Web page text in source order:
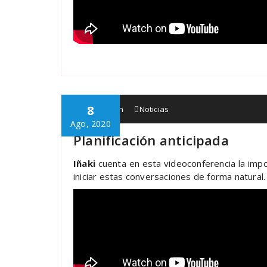
8
Ago, 2020
Babespean Noticias
Planificación anticipada
Iñaki cuenta en esta videoconferencia la
iniciar estas conversaciones de forma natural.